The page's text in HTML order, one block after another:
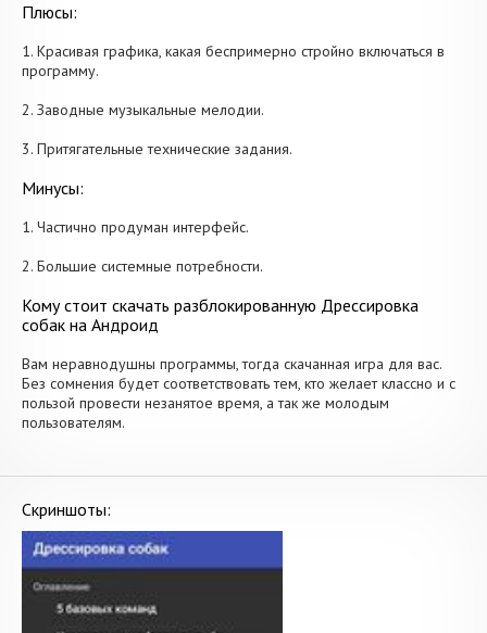
Плюсы:
1. Красивая графика, какая беспримерно стройно включаться в
программу.
2. Заводные музыкальные мелодии.
3. Притягательные технические задания.
Минусы:
1. Частично продуман интерфейс.
2. Большие системные потребности.
Кому стоит скачать разблокированную Дрессировка
собак на Андроид
Вам неравнодушны программы, тогда скачанная игра для вас.
Без сомнения будет соответствовать тем, кто желает классно и с
пользой провести незанятое время, а так же молодым
пользователям.
Скриншоты: